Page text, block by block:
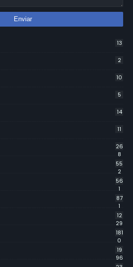
13
2
10
5
14
11
26
8
55
2
56
1
87
1
12
29
181
0
19
96